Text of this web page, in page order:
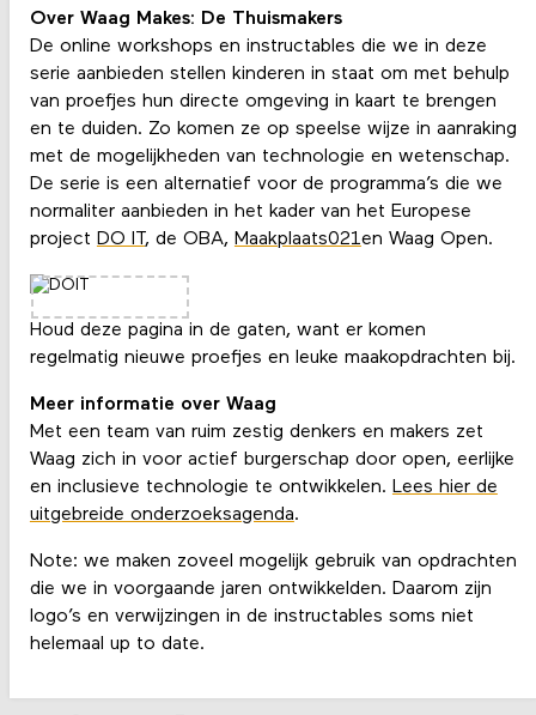
Over Waag Makes: De Thuismakers
De online workshops en instructables die we in deze
serie aanbieden stellen kinderen in staat om met behulp
van proefjes hun directe omgeving in kaart te brengen
en te duiden. Zo komen ze op speelse wijze in aanraking
met de mogelijkheden van technologie en wetenschap.
De serie is een alternatief voor de programma’s die we
normaliter aanbieden in het kader van het Europese
project DO IT, de OBA, Maakplaats021en Waag Open.
Houd deze pagina in de gaten, want er komen
regelmatig nieuwe proefjes en leuke maakopdrachten bij.
Meer informatie over Waag
Met een team van ruim zestig denkers en makers zet
Waag zich in voor actief burgerschap door open, eerlijke
en inclusieve technologie te ontwikkelen. Lees hier de
uitgebreide onderzoeksagenda.
Note: we maken zoveel mogelijk gebruik van opdrachten
die we in voorgaande jaren ontwikkelden. Daarom zijn
logo’s en verwijzingen in de instructables soms niet
helemaal up to date.